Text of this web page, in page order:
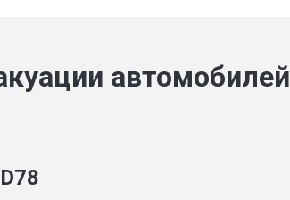
автомобилей